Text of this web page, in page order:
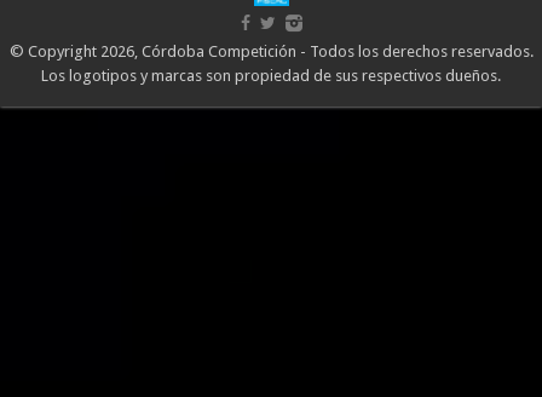
© Copyright 2026, Córdoba Competición - Todos los derechos reservados.
Los logotipos y marcas son propiedad de sus respectivos dueños.